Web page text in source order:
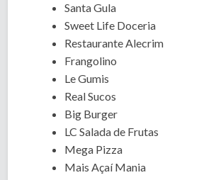
Santa Gula
Sweet Life Doceria
Restaurante Alecrim
Frangolino
Le Gumis
Real Sucos
Big Burger
LC Salada de Frutas
Mega Pizza
Mais Açaí Mania